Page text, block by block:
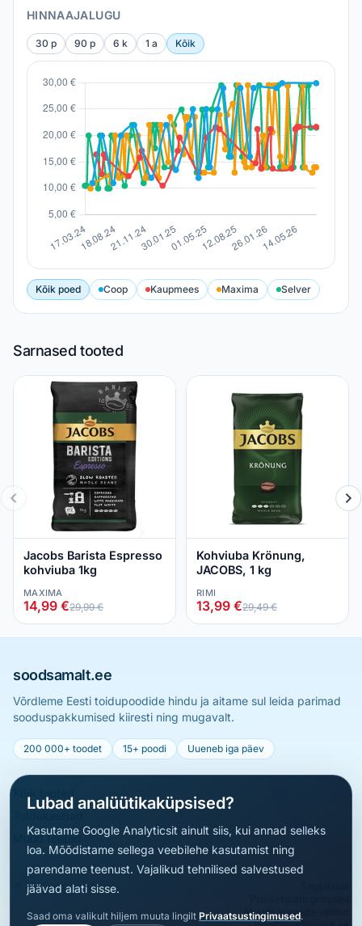
HINNAAJALUGU
30 p 90 p 6 k 1 a Kõik
Kõik poed Coop Kaupmees Maxima Selver
Sarnased tooted
Jacobs Barista Espresso
kohviuba 1kg
MAXIMA
14,99 €29,99 €
Kohviuba Krönung,
JACOBS, 1 kg
RIMI
13,99 €29,49 €
soodsamalt.ee
Võrdleme Eesti toidupoodide hindu ja aitame sul leida parimad
sooduspakkumised kiiresti ning mugavalt.
200 000+ toodet 15+ poodi Uueneb iga päev
Muud tooted
© 2026 soodsamalt.ee
Muuda küpsiste valikut
Lubad analüütikaküpsised?
Kasutame Google Analyticsit ainult siis, kui annad selleks
loa. Mõõdistame sellega veebilehe kasutamist ning
parendame teenust. Vajalikud tehnilised salvestused
jäävad alati sisse.
Saad oma valikult hiljem muuta lingilt Privaatsustingimused.